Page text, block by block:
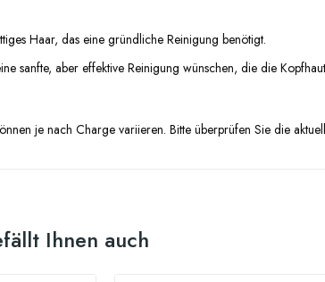
Haar, das eine gründliche Reinigung benötigt.
sanfte, aber effektive Reinigung wünschen, die die
je nach Charge variieren. Bitte überprüfen Sie die
Ihnen auch